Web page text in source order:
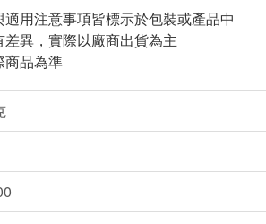
用注意事項皆標示於包裝或產品中
異，實際以廠商出貨為主
商品為準